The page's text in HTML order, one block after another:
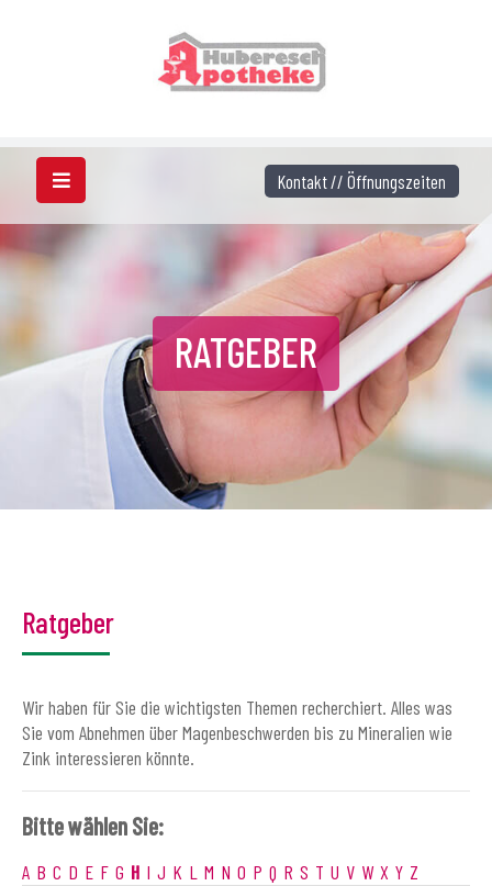
RATGEBER
Ratgeber
Wir haben für Sie die wichtigsten Themen recherchiert. Alles was
Sie vom Abnehmen über Magenbeschwerden bis zu Mineralien wie
Zink interessieren könnte.
Bitte wählen Sie:
A B C D E F G H I J K L M N O P Q R S T U V W X Y Z
Kontakt // Öffnungszeiten